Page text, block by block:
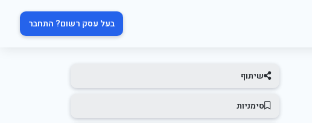
בעל עסק רשום? התחבר
שיתוף
סימניות